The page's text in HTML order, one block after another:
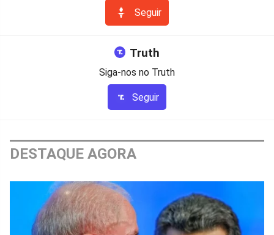
Seguir
Truth
Siga-nos no Truth
Seguir
DESTAQUE AGORA